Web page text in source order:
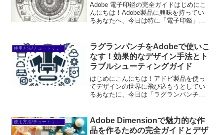
Adobe 電子印鑑の完全ガイドはじめにこ
んにちは！Adobe製品に興味を持ってい
るあなたへ、今日は特に「電子印鑑」に
スに欠かせないツールとなっています
が、初心者の方に...
ラグランパンチをAdobeで使いこ
なす！効果的なデザイン手法とト
ラブルシューティングガイド
はじめにこんにちは！アドビ製品を使っ
てデザインの世界に飛び込もうとしてい
るあなたに、今日は「ラグランパンチ」
か、どのように活用するのかということ
です。この記事では、ラグラ...
Adobe Dimensionで魅力的な作
品を作るための完全ガイドとデザ